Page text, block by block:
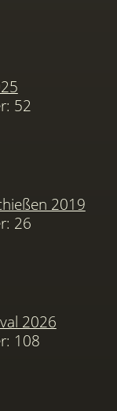
52
2019
26
2026
108